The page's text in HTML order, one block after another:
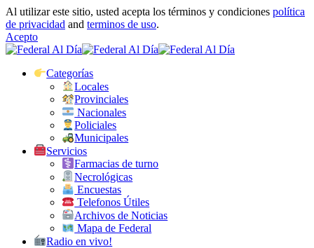
Al utilizar este sitio, usted acepta los términos y condiciones política
de privacidad and terminos de uso.
Acepto
Categorías
Locales
Provinciales
Nacionales
Policiales
Municipales
Servicios
Farmacias de turno
Necrológicas
Encuestas
Telefonos Útiles
Archivos de Noticias
Mapa de Federal
Radio en vivo!